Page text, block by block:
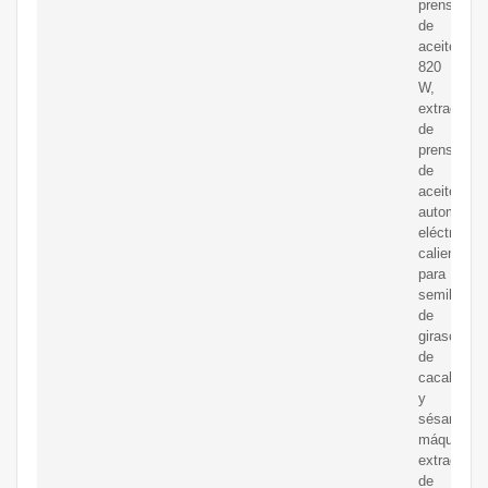
prensa
de
aceite
820
W,
extractor
de
prensa
de
aceite
automático
eléctrico
caliente/
para
semillas
de
girasol
de
cacahuete
y
sésamo,
máquina
extractora
de